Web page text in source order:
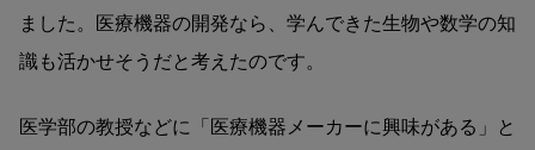
ました。医療機器の開発なら、学んできた生物や数学の知
識も活かせそうだと考えたのです。
医学部の教授などに「医療機器メーカーに興味がある」と